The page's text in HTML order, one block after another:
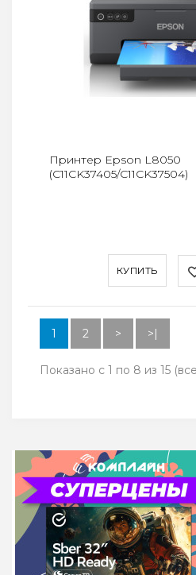
КУПИТЬ
Принтер Epson L8050
(C11CK37405/C11CK37504)
1 2 > >|
Показано с 1 по 8 из 15